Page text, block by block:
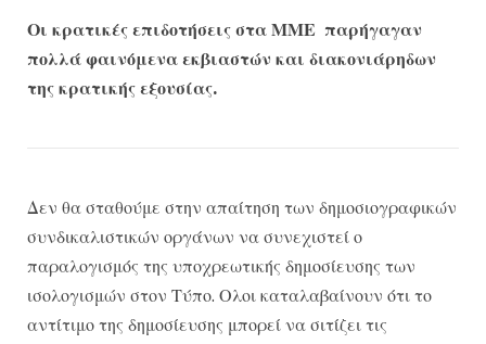
Οι κρατικές επιδοτήσεις στα ΜΜΕ παρήγαγαν
πολλά φαινόμενα εκβιαστών και διακονιάρηδων
της κρατικής εξουσίας.
Δεν θα σταθούμε στην απαίτηση των δημοσιογραφικών
συνδικαλιστικών οργάνων να συνεχιστεί ο
παραλογισμός της υποχρεωτικής δημοσίευσης των
ισολογισμών στον Τύπο. Ολοι καταλαβαίνουν ότι το
αντίτιμο της δημοσίευσης μπορεί να σιτίζει τις